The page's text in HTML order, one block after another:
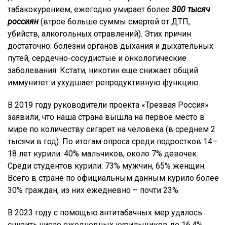
табакокурением, ежегодно умирает более 300 тысяч
россиян (втрое больше суммы смертей от ДТП,
убийств, алкогольных отравлений). Этих причин
достаточно: болезни органов дыхания и дыхательных
путей, сердечно-сосудистые и онкологические
заболевания. Кстати, никотин еще снижает общий
иммунитет и ухудшает репродуктивную функцию.
В 2019 году руководители проекта «Трезвая Россия»
заявили, что наша страна вышла на первое место в
мире по количеству сигарет на человека (в среднем 2
тысячи в год). По итогам опроса среди подростков 14–
18 лет курили: 40% мальчиков, около 7% девочек.
Среди студентов курили: 73% мужчин, 65% женщин.
Всего в стране по официальным данным курило более
30% граждан, из них ежедневно – почти 23%.
В 2023 году с помощью антитабачных мер удалось